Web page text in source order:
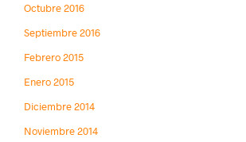
Octubre 2016
Septiembre 2016
Febrero 2015
Enero 2015
Diciembre 2014
Noviembre 2014